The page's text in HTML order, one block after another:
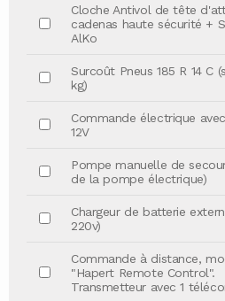
Cloche Antivol de tête
cadenas haute sécurité +
AlKo
Surcoût Pneus 185 R 14 C
kg)
Commande électrique
12V
Pompe manuelle de
de la pompe électrique)
Chargeur de batterie
220v)
Commande à distance,
"Hapert Remote Control".
Transmetteur avec 1